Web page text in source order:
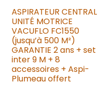
ASPIRATEUR CENTRAL
UNITÉ MOTRICE
VACUFLO FC1550
(jusqu’à 500 M²)
GARANTIE 2 ans + set
inter 9 M + 8
accessoires + Aspi-
Plumeau offert